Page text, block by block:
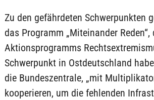
Zu den gefährdeten Schwerpunkten
das Programm „Miteinander Reden“,
Aktionsprogramms
Schwerpunkt in Ostdeutschland
die Bundeszentrale, „mit
kooperieren, um die fehlenden